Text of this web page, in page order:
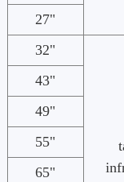
27"
32"
43"
49"
55"
65"